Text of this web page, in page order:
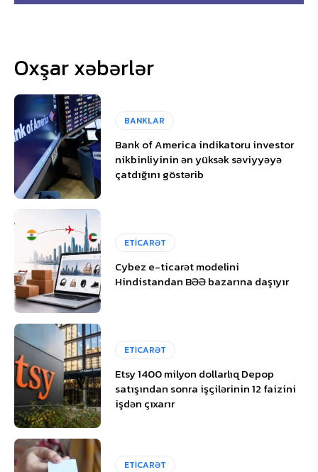
Oxşar xəbərlər
BANKLAR
Bank of America indikatoru investor
nikbinliyinin ən yüksək səviyyəyə
çatdığını göstərib
ETİCARƏT
Cybez e-ticarət modelini
Hindistandan BƏƏ bazarına daşıyır
ETİCARƏT
Etsy 1400 milyon dollarlıq Depop
satışından sonra işçilərinin 12 faizini
işdən çıxarır
ETİCARƏT